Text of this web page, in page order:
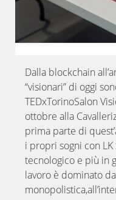
Dalla blockchain
“visionari” di oggi
TEDxTorinoSalon
ottobre alla
prima parte di
i propri sogni con
tecnologico e più in
lavoro è dominato